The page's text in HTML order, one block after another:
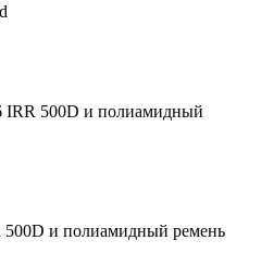
IRR 500D и полиамидный
500D и полиамидный ремень